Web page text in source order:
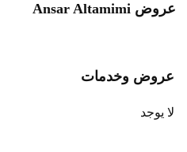
عروض Ansar Altamimi
عروض وخدمات
لا يوجد